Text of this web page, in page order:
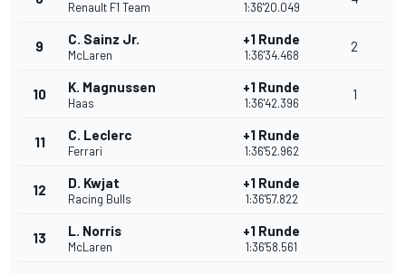
Renault F1 Team 1:36'20.049
9 C. Sainz Jr.
McLaren
+1 Runde
1:36'34.468
2
10 K. Magnussen
Haas
+1 Runde
1:36'42.396
1
11 C. Leclerc
Ferrari
+1 Runde
1:36'52.962
12 D. Kwjat
Racing Bulls
+1 Runde
1:36'57.822
13 L. Norris
McLaren
+1 Runde
1:36'58.561